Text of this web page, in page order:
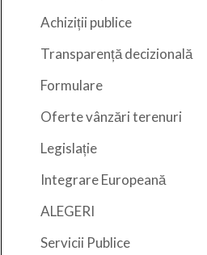
Achiziții publice
Transparență decizională
Formulare
Oferte vânzări terenuri
Legislație
Integrare Europeană
ALEGERI
Servicii Publice